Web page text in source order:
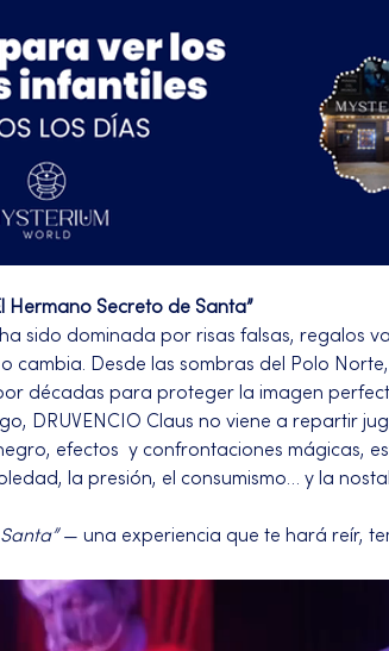
Hermano Secreto de Santa”
sido dominada por risas falsas, regalos
cambia. Desde las sombras del Polo
décadas para proteger la imagen
DRUVENCIO Claus no viene a repartir
efectos  y confrontaciones mágicas,
la presión, el consumismo… y la
— una experiencia que te hará reír,